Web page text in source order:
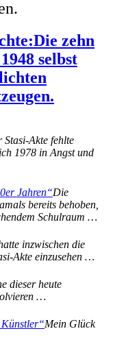
Die zehn
selbst
Stasi-Akte fehlte
1978 in Angst und
Jahren Die
bereits behoben,
Schulraum …
inzwischen die
Akte einzusehen …
dieser heute
…
Künstler Mein Glück